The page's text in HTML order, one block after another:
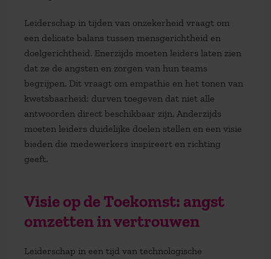
Leiderschap in tijden van onzekerheid vraagt om
een delicate balans tussen mensgerichtheid en
doelgerichtheid. Enerzijds moeten leiders laten zien
dat ze de angsten en zorgen van hun teams
begrijpen. Dit vraagt om empathie en het tonen van
kwetsbaarheid: durven toegeven dat niet alle
antwoorden direct beschikbaar zijn. Anderzijds
moeten leiders duidelijke doelen stellen en een visie
bieden die medewerkers inspireert en richting
geeft.
Visie op de Toekomst: angst
omzetten in vertrouwen
Leiderschap in een tijd van technologische